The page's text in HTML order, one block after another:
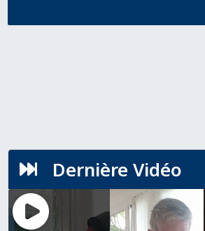
 Dernière Vidéo